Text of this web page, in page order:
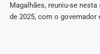
Magalhães, reuniu-se
de 2025, com o governador